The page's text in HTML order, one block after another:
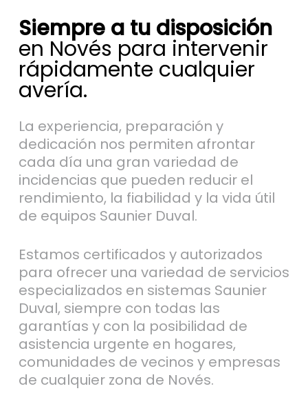
Siempre a tu disposición
en Novés para intervenir
rápidamente cualquier
avería.
La experiencia, preparación y
dedicación nos permiten afrontar
cada día una gran variedad de
incidencias que pueden reducir el
rendimiento, la fiabilidad y la vida útil
de equipos Saunier Duval.
Estamos certificados y autorizados
para ofrecer una variedad de servicios
especializados en sistemas Saunier
Duval, siempre con todas las
garantías y con la posibilidad de
asistencia urgente en hogares,
comunidades de vecinos y empresas
de cualquier zona de Novés.